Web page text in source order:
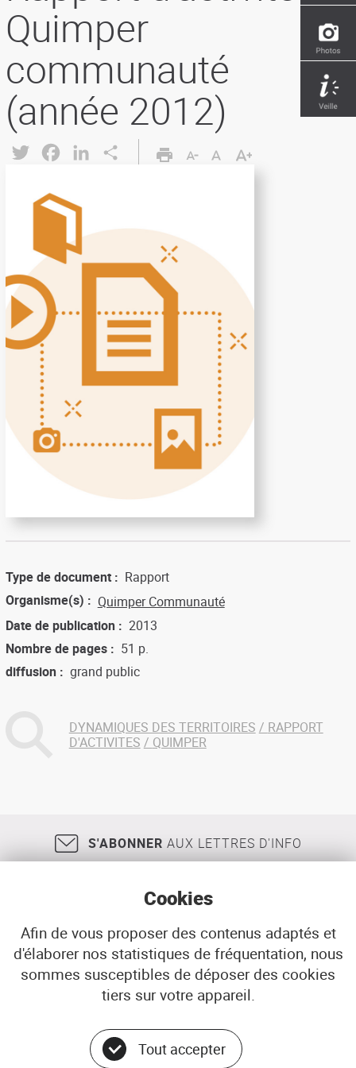
Quimper
communauté
(année 2012)
Twitter FacebookLinkedIn
Type de document
Rapport
Organisme(s)
Quimper Communauté
Date de publication
2013
Nombre de pages
51 p.
diffusion
grand public
DYNAMIQUES DES TERRITOIRES
RAPPORT
D'ACTIVITES
QUIMPER
S'ABONNER AUX LETTRES D'INFO
18, rue Jean Jaurès 29200 BREST
02 98 33 51 71
CONTACT
Cookies
Afin de vous proposer des contenus adaptés et
d'élaborer nos statistiques de fréquentation, nous
sommes susceptibles de déposer des cookies
tiers sur votre appareil.
Tout accepter